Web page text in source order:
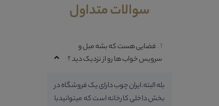
سوالات متداول
1 . فضایی هست که بشه مبل و
سرویس خواب ها رو از نزدیک دید ؟
بله البته.ایران چوب دارای یک فروشگاه در
بخش داخلی کارخانه است که میتوانیدبا